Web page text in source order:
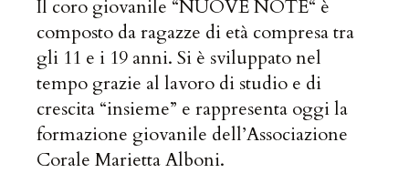
Il coro giovanile “NUOVE NOTE“ è
composto da ragazze di età compresa tra
gli 11 e i 19 anni. Si è sviluppato nel
tempo grazie al lavoro di studio e di
crescita “insieme” e rappresenta oggi la
formazione giovanile dell’Associazione
Corale Marietta Alboni.